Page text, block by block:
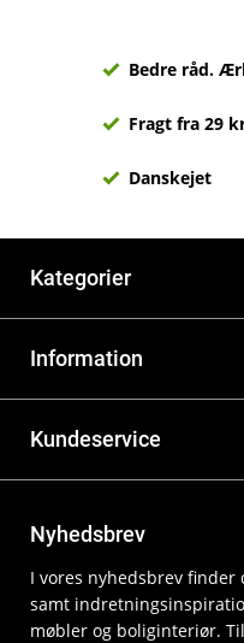
Bedre råd.
Fragt fra 29
Danskejet
Kategorier
Information
Kundeservice
Nyhedsbrev
I vores nyhedsbrev
samt
møbler og boliginteriør.